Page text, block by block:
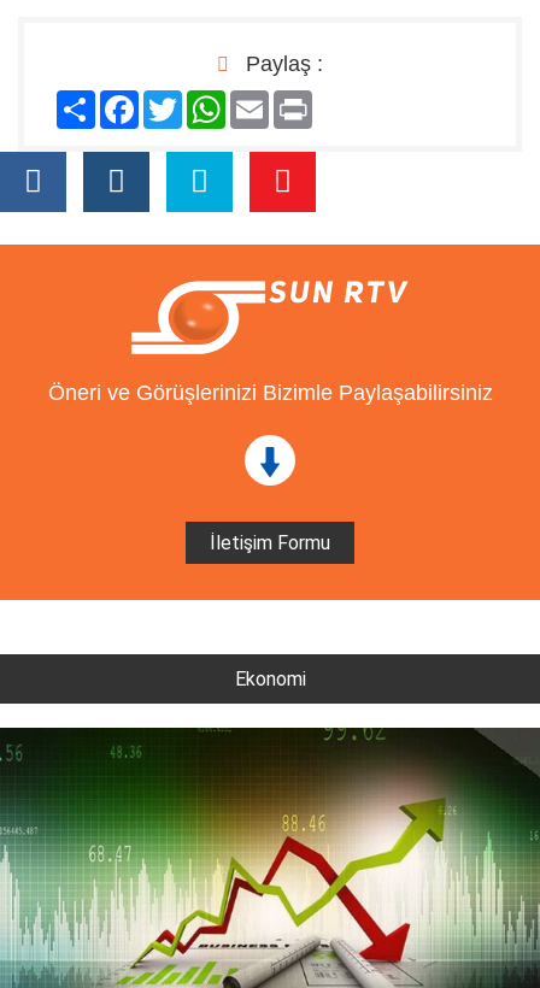
Paylaş :
PaylaşFacebook
TwitterWhatsApp
Email
Öneri ve Görüşlerinizi Bizimle Paylaşabilirsiniz
İletişim Formu
Ekonomi